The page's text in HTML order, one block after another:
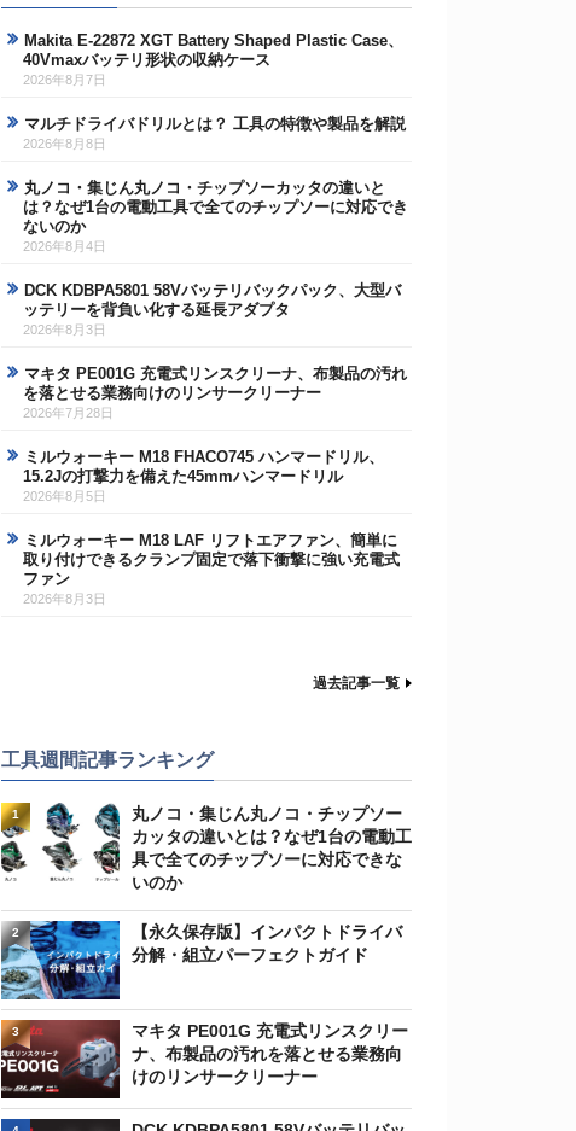
Makita E-22872 XGT Battery Shaped Plastic Case、
40Vmaxバッテリ形状の収納ケース
2026年8月7日
マルチドライバドリルとは？ 工具の特徴や製品を解説
2026年8月8日
丸ノコ・集じん丸ノコ・チップソーカッタの違いと
は？なぜ1台の電動工具で全てのチップソーに対応でき
ないのか
2026年8月4日
DCK KDBPA5801 58Vバッテリバックパック、大型バ
ッテリーを背負い化する延長アダプタ
2026年8月3日
マキタ PE001G 充電式リンスクリーナ、布製品の汚れ
を落とせる業務向けのリンサークリーナー
2026年7月28日
ミルウォーキー M18 FHACO745 ハンマードリル、
15.2Jの打撃力を備えた45mmハンマードリル
2026年8月5日
ミルウォーキー M18 LAF リフトエアファン、簡単に
取り付けできるクランプ固定で落下衝撃に強い充電式
ファン
2026年8月3日
過去記事一覧
工具週間記事ランキング
丸ノコ・集じん丸ノコ・チップソー
カッタの違いとは？なぜ1台の電動工
具で全てのチップソーに対応できな
いのか
1
【永久保存版】インパクトドライバ
分解・組立パーフェクトガイド
2
マキタ PE001G 充電式リンスクリー
ナ、布製品の汚れを落とせる業務向
けのリンサークリーナー
3